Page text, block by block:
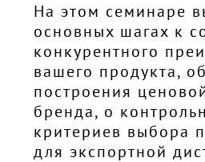
На этом семинаре
основных шагах к
конкурентного
вашего продукта,
построения
бренда, о
критериев выбора
для экспортной